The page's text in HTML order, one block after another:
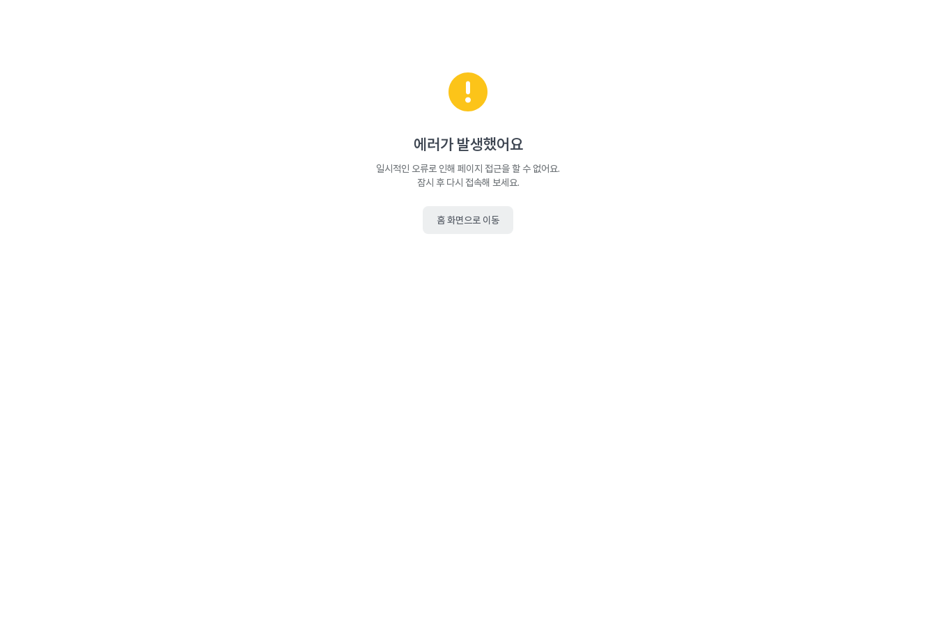
에러가 발생했어요
일시적인 오류로 인해 페이지 접근을 할 수 없어요.
잠시 후 다시 접속해 보세요.
홈 화면으로 이동